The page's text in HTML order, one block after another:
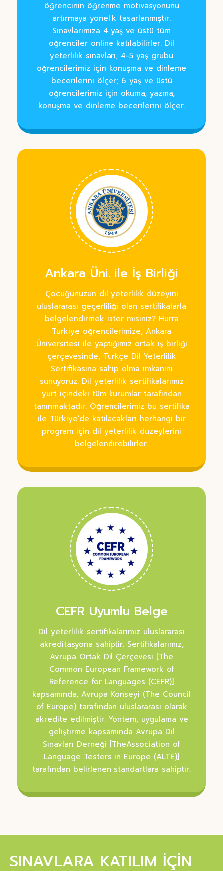
öğrencinin öğrenme motivasyonunu
artırmaya yönelik tasarlanmıştır.
Sınavlarımıza 4 yaş ve üstü tüm
öğrenciler online katılabilirler. Dil
yeterlilik sınavları, 4-5 yaş grubu
öğrencilerimiz için konuşma ve dinleme
becerilerini ölçer; 6 yaş ve üstü
öğrencilerimiz için okuma, yazma,
konuşma ve dinleme becerilerini ölçer.
Ankara Üni. ile İş Birliği
Çocuğunuzun dil yeterlilik düzeyini
uluslararası geçerliliği olan sertifikalarla
belgelendirmek ister misiniz? Hurra
Türkiye öğrencilerimize, Ankara
Üniversitesi ile yaptığımız ortak iş birliği
çerçevesinde, Türkçe Dil Yeterlilik
Sertifikasına sahip olma imkanını
sunuyoruz. Dil yeterlilik sertifikalarımız
yurt içindeki tüm kurumlar tarafından
tanınmaktadır. Öğrencilerimiz bu sertifika
ile Türkiye’de katılacakları herhangi bir
program için dil yeterlilik düzeylerini
belgelendirebilirler.
CEFR Uyumlu Belge
Dil yeterlilik sertifikalarımız uluslararası
akreditasyona sahiptir. Sertifikalarımız,
Avrupa Ortak Dil Çerçevesi [The
Common European Framework of
Reference for Languages (CEFR)]
kapsamında, Avrupa Konseyi (The Council
of Europe) tarafından uluslararası olarak
akredite edilmiştir. Yöntem, uygulama ve
geliştirme kapsamında Avrupa Dil
Sınavları Derneği [TheAssociation of
Language Testers in Europe (ALTE)]
tarafından belirlenen standartlara sahiptir.
SINAVLARA KATILIM İÇİN